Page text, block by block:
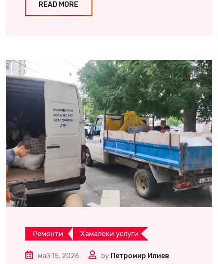
READ MORE
Ремонти Хамалски услуги
май 15, 2026 by Петромир Илиев